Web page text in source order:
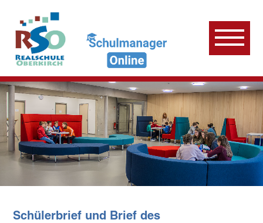
Schülerbrief und Brief des